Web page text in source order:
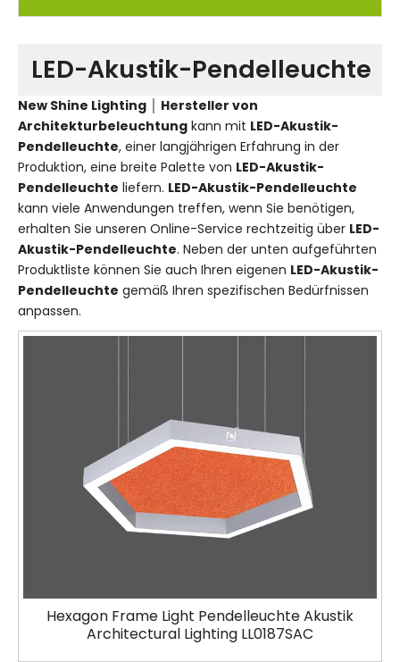
LED-Akustik-Pendelleuchte
New Shine Lighting │ Hersteller von
Architekturbeleuchtung kann mit LED-Akustik-
Pendelleuchte, einer langjährigen Erfahrung in der
Produktion, eine breite Palette von LED-Akustik-
Pendelleuchte liefern. LED-Akustik-Pendelleuchte
kann viele Anwendungen treffen, wenn Sie benötigen,
erhalten Sie unseren Online-Service rechtzeitig über LED-
Akustik-Pendelleuchte. Neben der unten aufgeführten
Produktliste können Sie auch Ihren eigenen LED-Akustik-
Pendelleuchte gemäß Ihren spezifischen Bedürfnissen
anpassen.
Hexagon Frame Light Pendelleuchte Akustik
Architectural Lighting LL0187SAC